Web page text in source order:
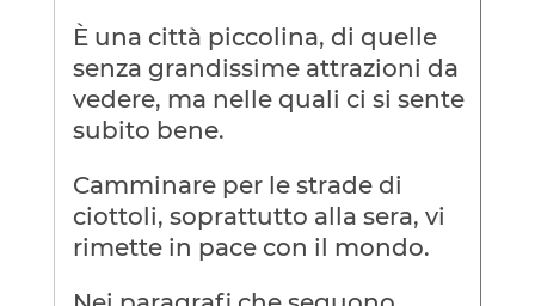
È una città piccolina, di quelle
senza grandissime attrazioni da
vedere, ma nelle quali ci si sente
subito bene.
Camminare per le strade di
ciottoli, soprattutto alla sera, vi
rimette in pace con il mondo.